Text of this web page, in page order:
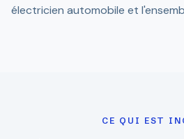
électricien automobile et
CE QUI EST